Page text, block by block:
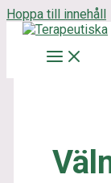
Hoppa till innehåll